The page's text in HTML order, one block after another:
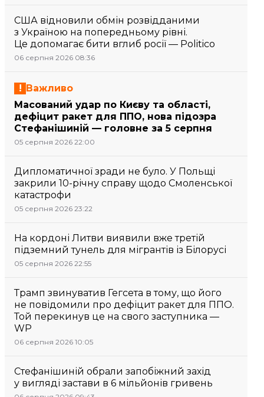
США відновили обмін розвідданими
з Україною на попередньому рівні.
Це допомагає бити вглиб росії — Politico
06 серпня 2026 08:36
Важливо
Масований удар по Києву та області,
дефіцит ракет для ППО, нова підозра
Стефанішиній — головне за 5 серпня
05 серпня 2026 22:00
Дипломатичної зради не було. У Польщі
закрили 10-річну справу щодо Смоленської
катастрофи
05 серпня 2026 23:22
На кордоні Литви виявили вже третій
підземний тунель для мігрантів із Білорусі
05 серпня 2026 22:55
Трамп звинуватив Гегсета в тому, що його
не повідомили про дефіцит ракет для ППО.
Той перекинув це на свого заступника —
WP
06 серпня 2026 10:05
Стефанішиній обрали запобіжний захід
у вигляді застави в 6 мільйонів гривень